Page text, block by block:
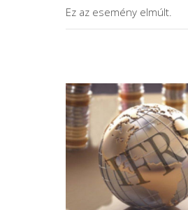
Ez az esemény elmúlt.